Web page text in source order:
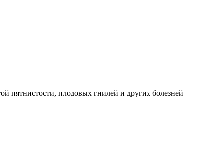
пятнистости, плодовых гнилей и других болезней